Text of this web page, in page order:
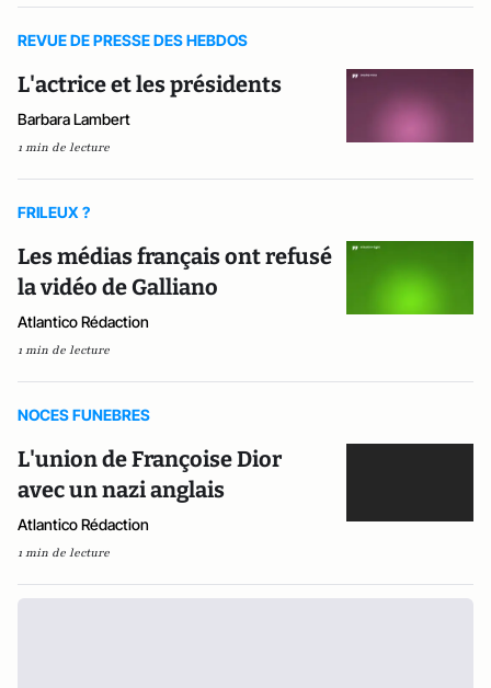
REVUE DE PRESSE DES HEBDOS
L'actrice et les présidents
Barbara Lambert
1 min de lecture
FRILEUX ?
Les médias français ont refusé
la vidéo de Galliano
Atlantico Rédaction
1 min de lecture
NOCES FUNEBRES
L'union de Françoise Dior
avec un nazi anglais
Atlantico Rédaction
1 min de lecture